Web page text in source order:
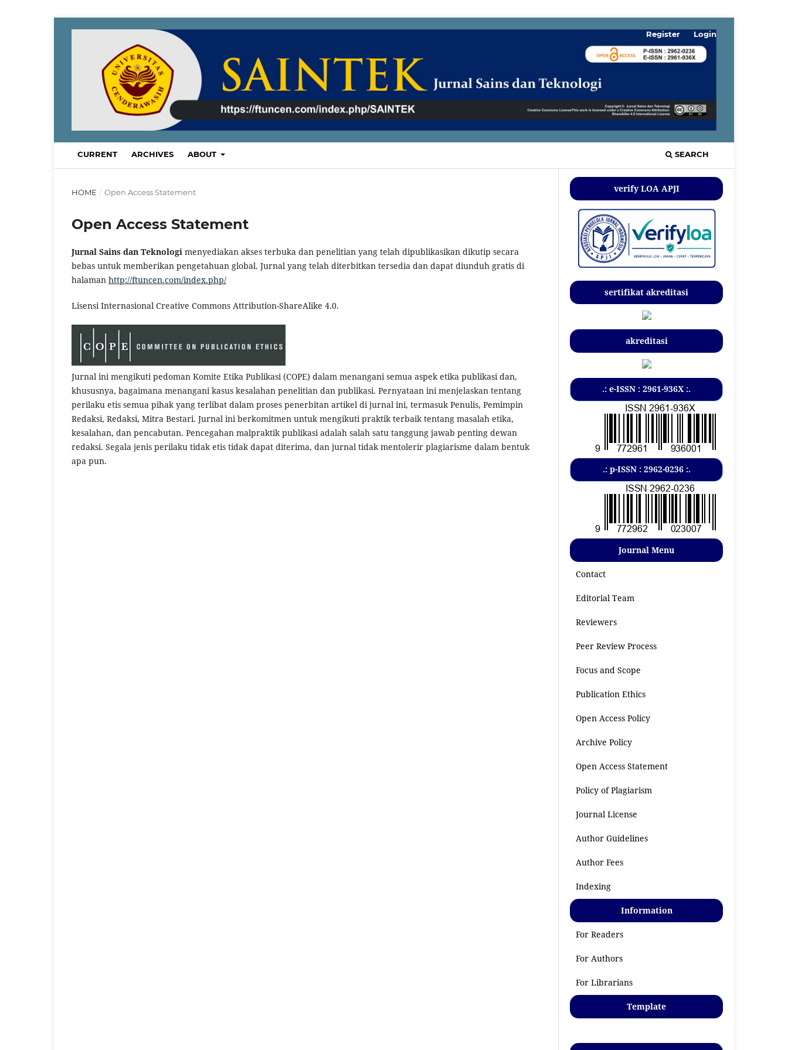
CURRENT ARCHIVES ABOUT SEARCH
Register Login
HOME / Open Access Statement
Open Access Statement
Jurnal Sains dan Teknologi menyediakan akses terbuka dan penelitian yang telah dipublikasikan dikutip secara
bebas untuk memberikan pengetahuan global. Jurnal yang telah diterbitkan tersedia dan dapat diunduh gratis di
halaman http://ftuncen.com/index.php/
Lisensi Internasional Creative Commons Attribution-ShareAlike 4.0.
Jurnal ini mengikuti pedoman Komite Etika Publikasi (COPE) dalam menangani semua aspek etika publikasi dan,
khususnya, bagaimana menangani kasus kesalahan penelitian dan publikasi. Pernyataan ini menjelaskan tentang
perilaku etis semua pihak yang terlibat dalam proses penerbitan artikel di jurnal ini, termasuk Penulis, Pemimpin
Redaksi, Redaksi, Mitra Bestari. Jurnal ini berkomitmen untuk mengikuti praktik terbaik tentang masalah etika,
kesalahan, dan pencabutan. Pencegahan malpraktik publikasi adalah salah satu tanggung jawab penting dewan
redaksi. Segala jenis perilaku tidak etis tidak dapat diterima, dan jurnal tidak mentolerir plagiarisme dalam bentuk
apa pun.
verify LOA APJI
sertifikat akreditasi
akreditasi
.: e-ISSN : 2961-936X :.
.: p-ISSN : 2962-0236 :.
Journal Menu
Contact
Editorial Team
Reviewers
Peer Review Process
Focus and Scope
Publication Ethics
Open Access Policy
Archive Policy
Open Access Statement
Policy of Plagiarism
Journal License
Author Guidelines
Author Fees
Indexing
Information
For Readers
For Authors
For Librarians
Template